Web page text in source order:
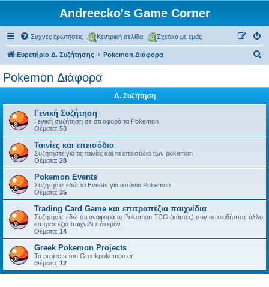
Andreecko's Game Corner
Συχνές ερωτήσεις Κεντρική σελίδα Σχετικά με εμάς
Ευρετήριο Δ. Συζήτησης Pokemon Διάφορα
η
Pokemon Διάφορα
Δ. Συζήτηση
Γενική Συζήτηση
Γενική συζήτηση σε ότι αφορά τα Pokemon
Θέματα: 53
Ταινίες και επεισόδια
Συζητήστε για τις ταινίες και τα επεισόδια των pokemon
Θέματα: 28
Pokemon Events
Συζητήστε εδώ τα Events για σπάνια Pokemon.
Θέματα: 35
Trading Card Game και επιτραπέζια παιχνίδια
Συζητήστε εδώ ότι αναφορά το Pokemon TCG (κάρτες) συν οποιοδήποτε άλλο
επιτραπέζιο παιχνίδι πόκεμον.
Θέματα: 14
Greek Pokemon Projects
Τα projects του Greekpokemon.gr!
Θέματα: 12